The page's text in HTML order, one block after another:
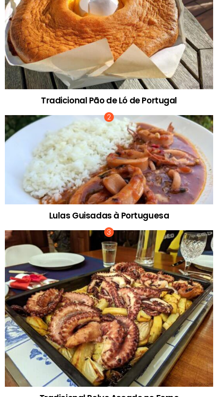
Tradicional Pão de Ló de Portugal
Lulas Guisadas à Portuguesa